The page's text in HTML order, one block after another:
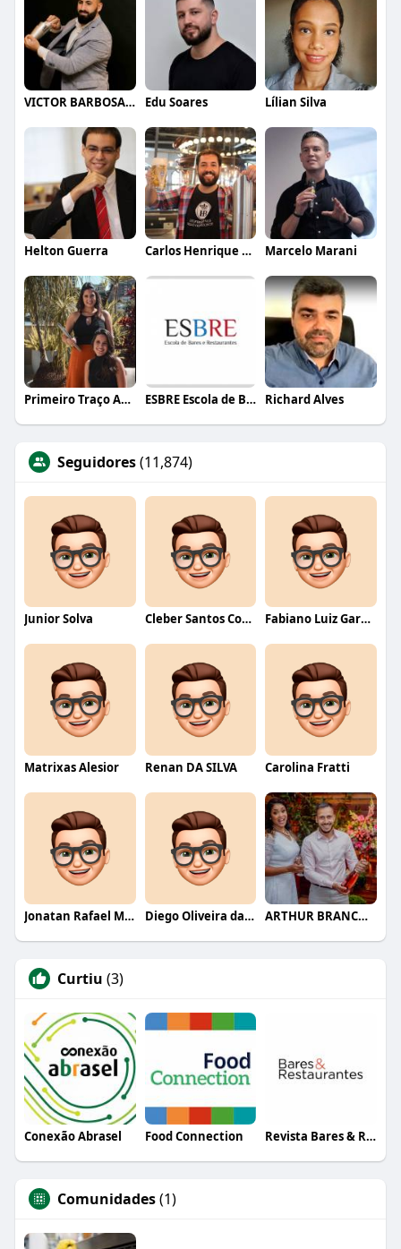
VICTOR BARBOSA QUARANTA Edu Soares Lílian Silva
Helton Guerra Carlos Henrique de Faria Vasconcelos Marcelo Marani
Primeiro Traço Arquitetura ESBRE Escola de Bares e Restaurantes Richard Alves
Seguidores(11,874)
Junior Solva Cleber Santos Costa Fabiano Luiz Garcia
Matrixas Alesior Renan DA SILVA Carolina Fratti
Jonatan Rafael Mello Diego Oliveira da Motta ARTHUR BRANCO FERNANDES
Curtiu (3)
Conexão Abrasel Food Connection Revista Bares & Restaurantes
Comunidades(1)